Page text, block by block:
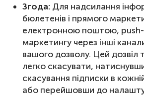
Згода: Для надсилання
бюлетенів і прямого
електронною поштою, push-
маркетингу через інші
вашого дозволу. Цей
легко скасувати,
скасування підписки в
або перейшовши до